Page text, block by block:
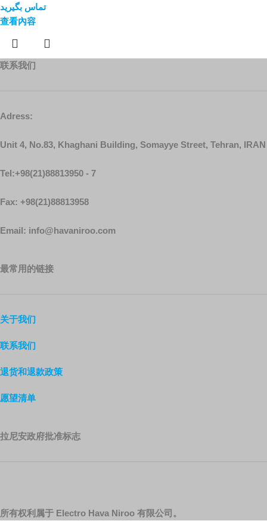
تماس بگیرید
查看內容
联系我们
Adress:
Unit 4, No.83, Khaghani Building, Somayye Street, Tehran, IRAN
Tel:+98(21)88813950 - 7
Fax: +98(21)88813958
Email: info@havaniroo.com
最常用的链接
关于我们
联系我们
退货和退款政策
愿望清单
拉尼安政府批准标志
所有权利属于 Electro Hava Niroo 有限公司。